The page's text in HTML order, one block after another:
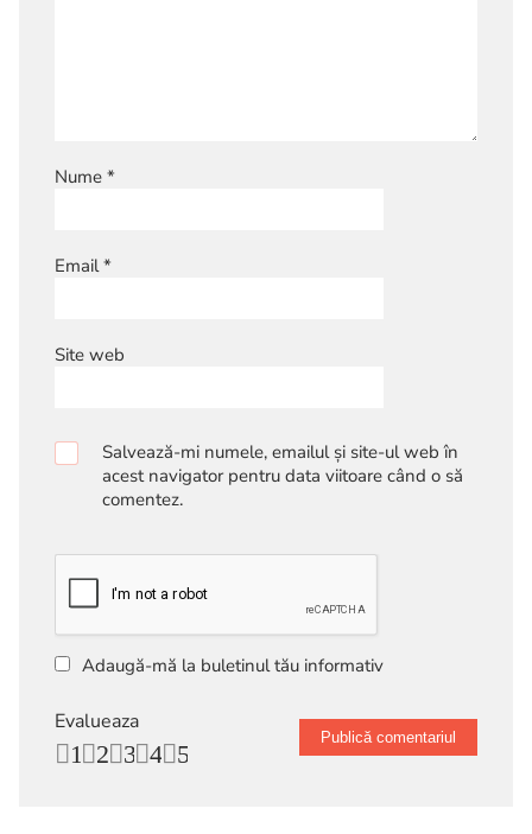
Nume *
Email*
Site web
Salvează-mi numele, emailul și site-ul web în
acest navigator pentru data viitoare când o să
comentez.
Adaugă-mă la buletinul tău informativ
Evalueaza
5
4
3
2
1